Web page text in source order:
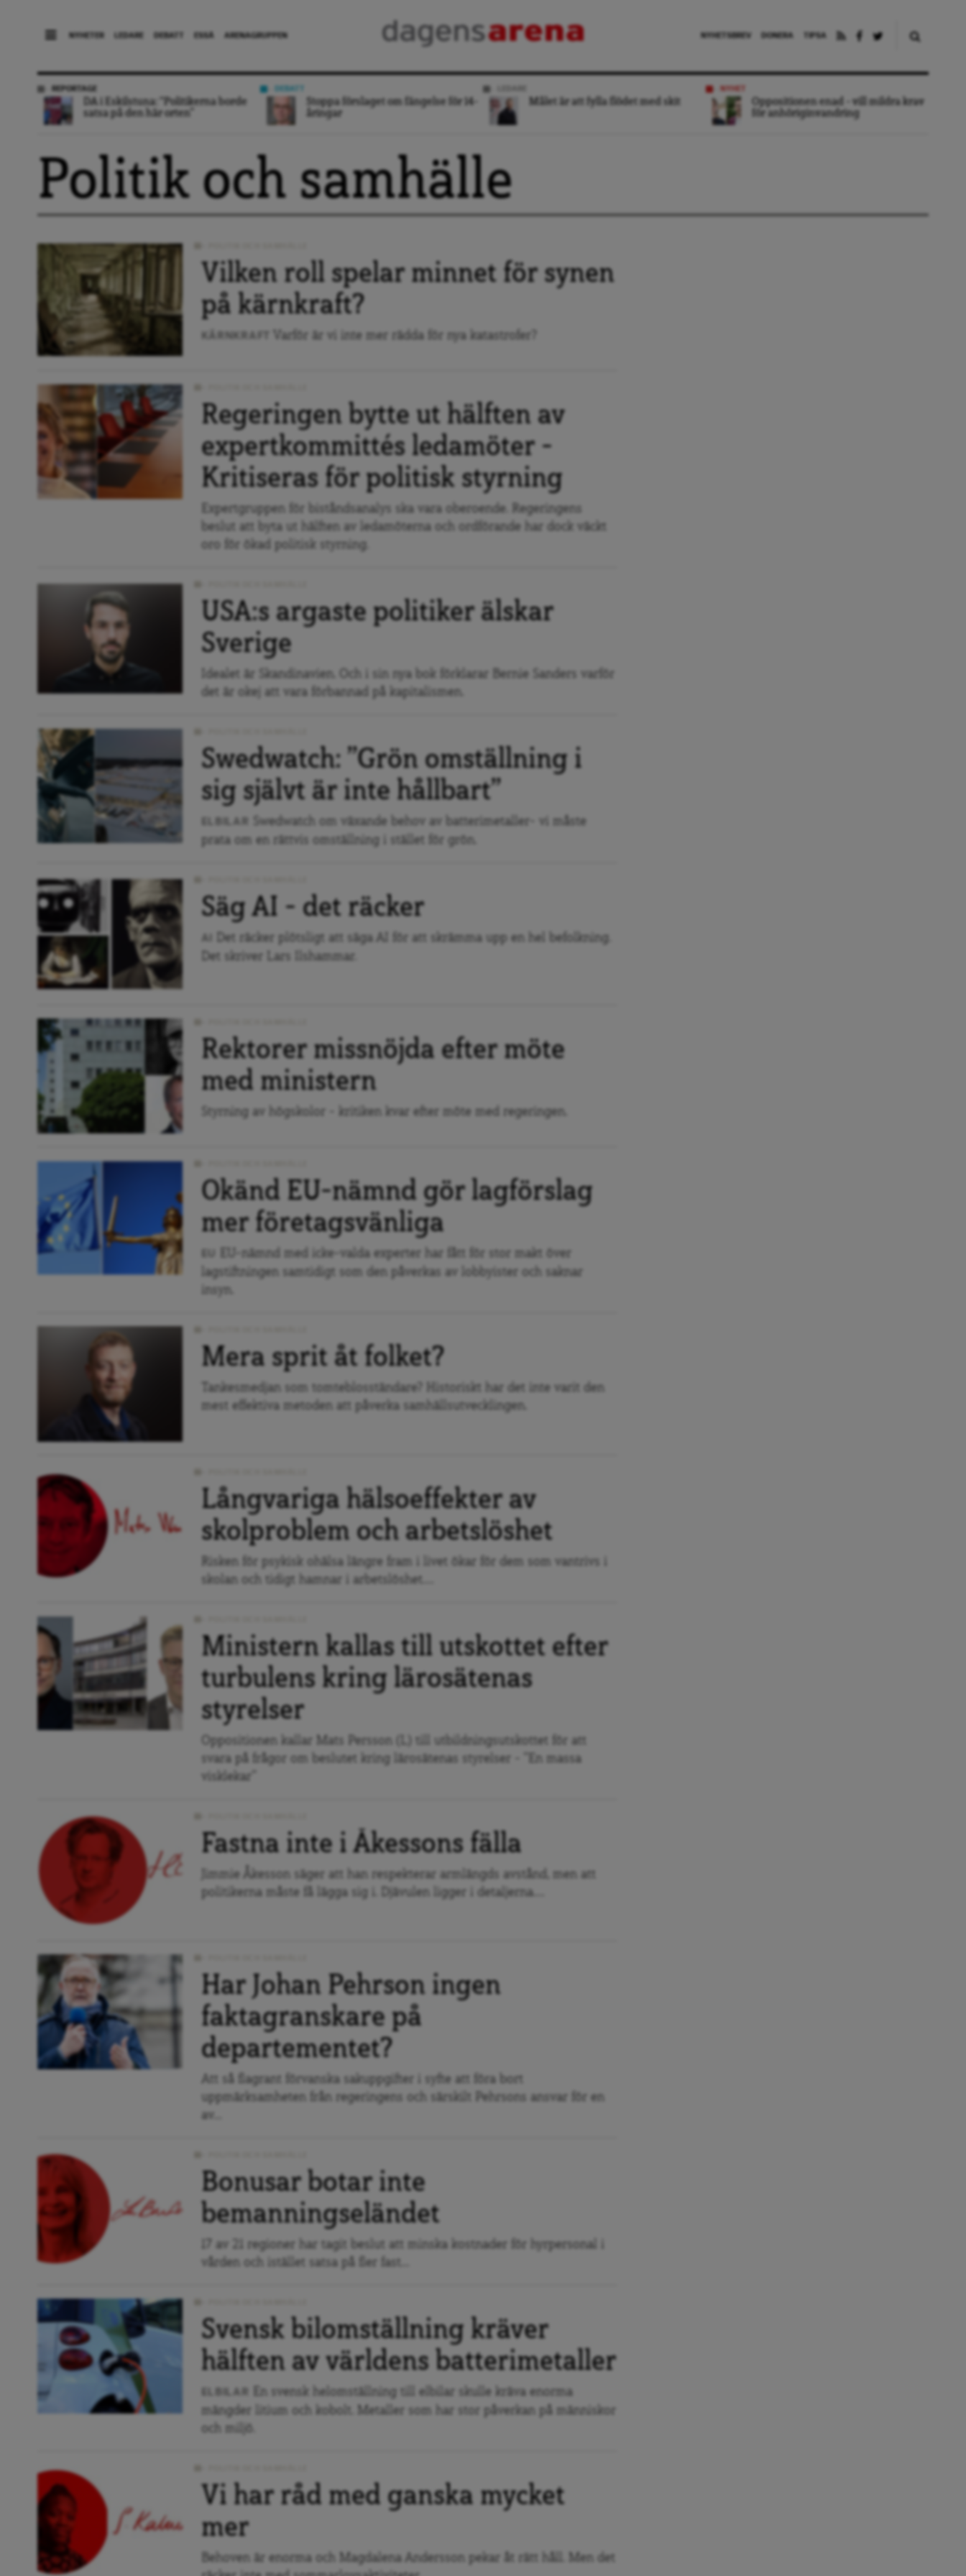
NYHETER LEDARE DEBATT ESSÄ ARENAGRUPPEN NYHETSBREV DONERA TIPSA
REPORTAGE
DA i Eskilstuna: “Politikerna borde
satsa på den här orten”
Stoppa förslaget om fängelse för 14-
åringar
Målet är att fylla flödet med skit
NYHET
Oppositionen enad – vill mildra krav
för anhöriginvandring
Politik och samhälle
Vilken roll spelar minnet för synen
på kärnkraft?
Varför är vi inte mer rädda för nya katastrofer?
Regeringen bytte ut hälften av
expertkommittés ledamöter –
Kritiseras för politisk styrning
Expertgruppen för biståndsanalys ska vara oberoende. Regeringens
beslut att byta ut hälften av ledamöterna och ordförande har dock väckt
oro för ökad politisk styrning.
USA:s argaste politiker älskar
Sverige
Idealet är Skandinavien. Och i sin nya bok förklarar Bernie Sanders varför
det är okej att vara förbannad på kapitalismen.
Swedwatch: ”Grön omställning i
sig självt är inte hållbart”
Swedwatch om växande behov av batterimetaller- vi måste
prata om en rättvis omställning i stället för grön.
Säg AI – det räcker
Det räcker plötsligt att säga AI för att skrämma upp en hel befolkning.
Det skriver Lars Ilshammar.
Rektorer missnöjda efter möte
med ministern
Styrning av högskolor - kritiken kvar efter möte med regeringen.
Okänd EU-nämnd gör lagförslag
mer företagsvänliga
EU-nämnd med icke-valda experter har fått för stor makt över
lagstiftningen samtidigt som den påverkas av lobbyister och saknar
insyn.
Mera sprit åt folket?
Tankesmedjan som tomteblosständare? Historiskt har det inte varit den
mest effektiva metoden att påverka samhällsutvecklingen.
Långvariga hälsoeffekter av
skolproblem och arbetslöshet
Risken för psykisk ohälsa längre fram i livet ökar för dem som vantrivs i
skolan och tidigt hamnar i arbetslöshet....
Ministern kallas till utskottet efter
turbulens kring lärosätenas
styrelser
Oppositionen kallar Mats Persson (L) till utbildningsutskottet för att
svara på frågor om beslutet kring lärosätenas styrelser – ”En massa
visklekar”
Fastna inte i Åkessons fälla
Jimmie Åkesson säger att han respekterar armlängds avstånd, men att
politikerna måste få lägga sig i. Djävulen ligger i detaljerna....
Har Johan Pehrson ingen
faktagranskare på
departementet?
Att så flagrant förvanska sakuppgifter i syfte att föra bort
uppmärksamheten från regeringens och särskilt Pehrsons ansvar för en
av...
Bonusar botar inte
bemanningseländet
17 av 21 regioner har tagit beslut att minska kostnader för hyrpersonal i
vården och istället satsa på fler fast...
Svensk bilomställning kräver
hälften av världens batterimetaller
En svensk helomställning till elbilar skulle kräva enorma
mängder litium och kobolt. Metaller som har stor påverkan på människor
och miljö.
Vi har råd med ganska mycket
mer
Behoven är enorma och Magdalena Andersson pekar åt rätt håll. Men det